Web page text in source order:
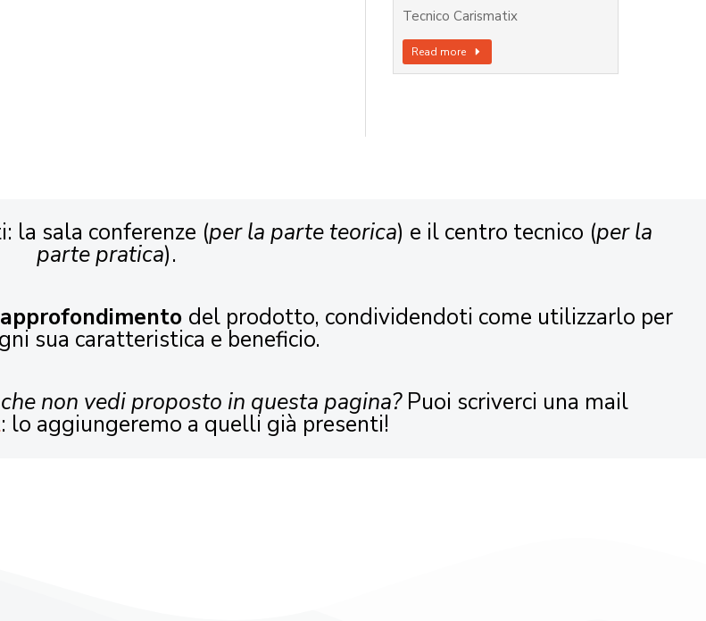
Tecnico Carismatix
Read more
la sala conferenze (per la parte teorica) e il centro tecnico (per la
parte pratica).
approfondimento del prodotto, condividendoti come utilizzarlo per
sua caratteristica e beneficio.
non vedi proposto in questa pagina?Puoi scriverci una mail
: lo aggiungeremo a quelli già presenti!